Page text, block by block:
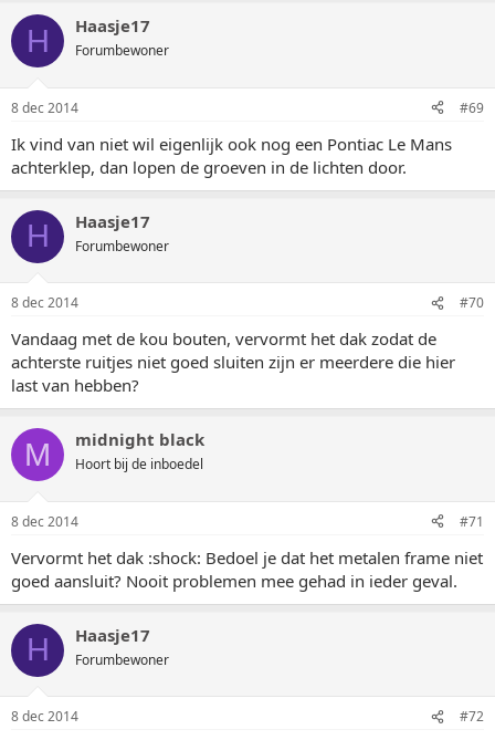
H Haasje17
Forumbewoner
8 dec 2014 #69
Ik vind van niet wil eigenlijk ook nog een Pontiac Le Mans
achterklep, dan lopen de groeven in de lichten door.
H Haasje17
Forumbewoner
8 dec 2014 #70
Vandaag met de kou bouten, vervormt het dak zodat de
achterste ruitjes niet goed sluiten zijn er meerdere die hier
last van hebben?
M midnight black
Hoort bij de inboedel
8 dec 2014 #71
Vervormt het dak :shock: Bedoel je dat het metalen frame niet
goed aansluit? Nooit problemen mee gehad in ieder geval.
H Haasje17
Forumbewoner
8 dec 2014 #72